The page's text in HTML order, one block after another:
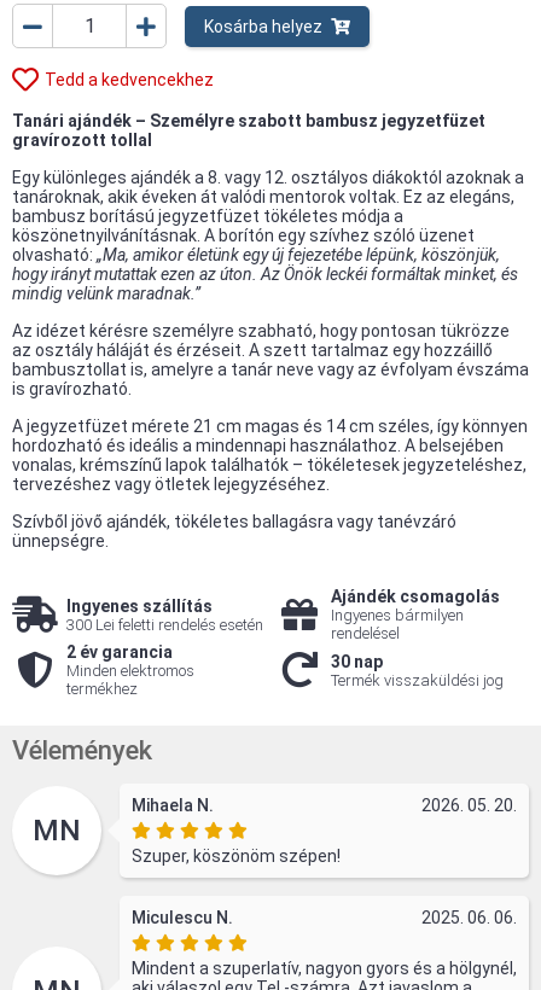
Kosárba helyez
Tedd a kedvencekhez
Tanári ajándék – Személyre szabott bambusz jegyzetfüzet
gravírozott tollal
Egy különleges ajándék a 8. vagy 12. osztályos diákoktól azoknak a
tanároknak, akik éveken át valódi mentorok voltak. Ez az elegáns,
bambusz borítású jegyzetfüzet tökéletes módja a
köszönetnyilvánításnak. A borítón egy szívhez szóló üzenet
olvasható: „Ma, amikor életünk egy új fejezetébe lépünk, köszönjük,
hogy irányt mutattak ezen az úton. Az Önök leckéi formáltak minket, és
mindig velünk maradnak.”
Az idézet kérésre személyre szabható, hogy pontosan tükrözze
az osztály háláját és érzéseit. A szett tartalmaz egy hozzáillő
bambusztollat is, amelyre a tanár neve vagy az évfolyam évszáma
is gravírozható.
A jegyzetfüzet mérete 21 cm magas és 14 cm széles, így könnyen
hordozható és ideális a mindennapi használathoz. A belsejében
vonalas, krémszínű lapok találhatók – tökéletesek jegyzeteléshez,
tervezéshez vagy ötletek lejegyzéséhez.
Szívből jövő ajándék, tökéletes ballagásra vagy tanévzáró
ünnepségre.
Ingyenes szállítás
300 Lei feletti rendelés esetén
Ajándék csomagolás
Ingyenes bármilyen
rendelésel
2 év garancia
Minden elektromos
termékhez
30 nap
Termék visszaküldési jog
Vélemények
MN
Mihaela N. 2026. 05. 20.
Szuper, köszönöm szépen!
Miculescu N. 2025. 06. 06.
Mindent a szuperlatív, nagyon gyors és a hölgynél,